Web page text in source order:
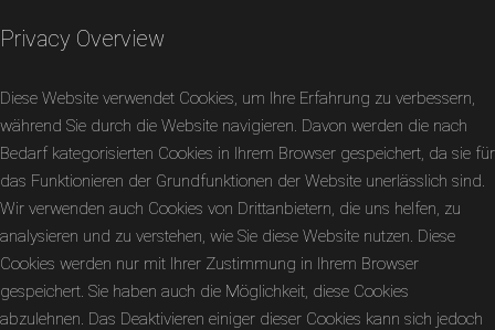
Privacy Overview
Diese Website verwendet Cookies, um Ihre Erfahrung zu verbessern,
während Sie durch die Website navigieren. Davon werden die nach
Bedarf kategorisierten Cookies in Ihrem Browser gespeichert, da sie für
das Funktionieren der Grundfunktionen der Website unerlässlich sind.
Wir verwenden auch Cookies von Drittanbietern, die uns helfen, zu
analysieren und zu verstehen, wie Sie diese Website nutzen. Diese
Cookies werden nur mit Ihrer Zustimmung in Ihrem Browser
gespeichert. Sie haben auch die Möglichkeit, diese Cookies
abzulehnen. Das Deaktivieren einiger dieser Cookies kann sich jedoch